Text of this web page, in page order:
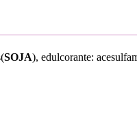
SOJA), edulcorante: